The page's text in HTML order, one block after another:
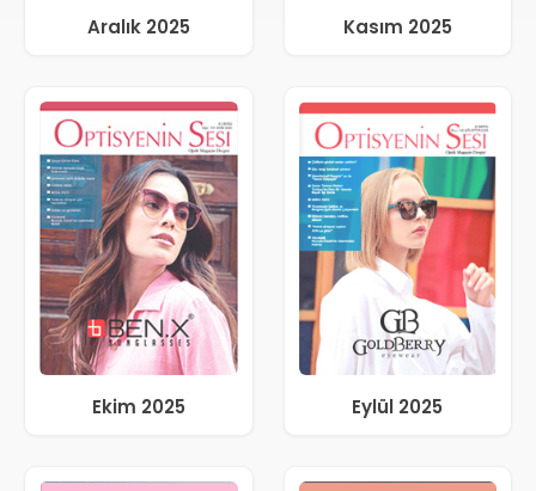
Aralık 2025 Kasım 2025
Ekim 2025 Eylül 2025